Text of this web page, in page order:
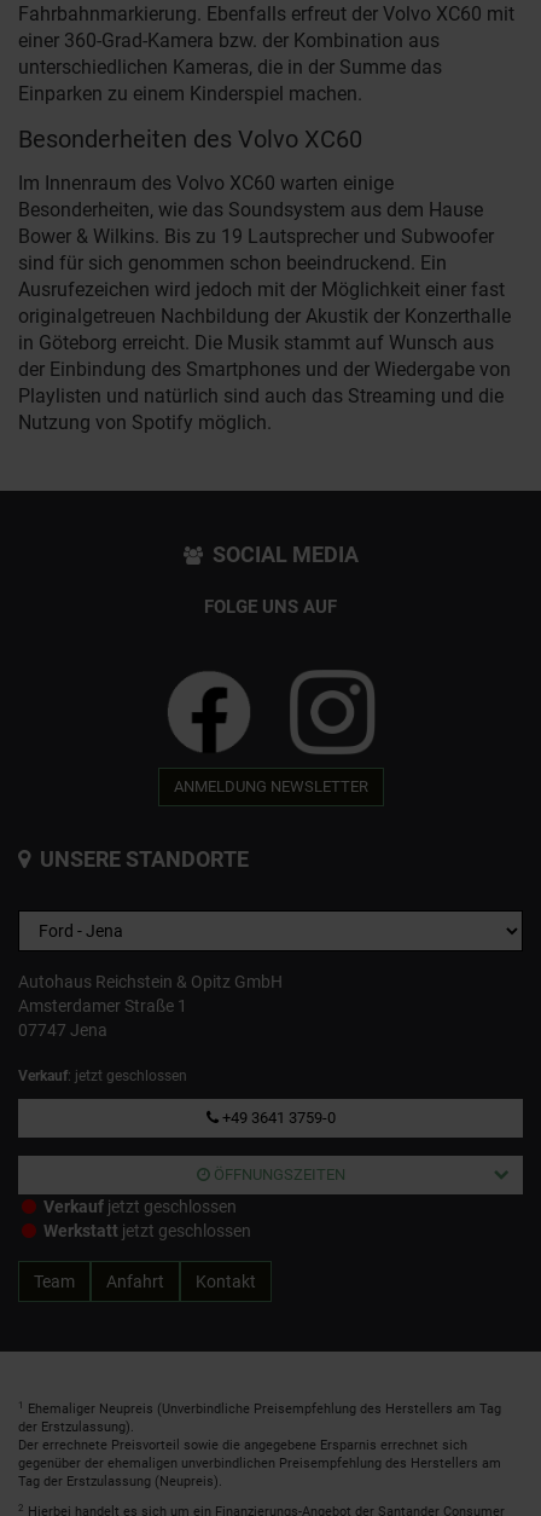
Fahrbahnmarkierung. Ebenfalls erfreut der Volvo XC60 mit
einer 360-Grad-Kamera bzw. der Kombination aus
unterschiedlichen Kameras, die in der Summe das
Einparken zu einem Kinderspiel machen.
Besonderheiten des Volvo XC60
Im Innenraum des Volvo XC60 warten einige
Besonderheiten, wie das Soundsystem aus dem Hause
Bower & Wilkins. Bis zu 19 Lautsprecher und Subwoofer
sind für sich genommen schon beeindruckend. Ein
Ausrufezeichen wird jedoch mit der Möglichkeit einer fast
originalgetreuen Nachbildung der Akustik der Konzerthalle
in Göteborg erreicht. Die Musik stammt auf Wunsch aus
der Einbindung des Smartphones und der Wiedergabe von
Playlisten und natürlich sind auch das Streaming und die
Nutzung von Spotify möglich.
SOCIAL MEDIA
FOLGE UNS AUF
ANMELDUNG NEWSLETTER
UNSERE STANDORTE
Autohaus Reichstein & Opitz GmbH
Amsterdamer Straße 1
07747 Jena
Verkauf: jetzt geschlossen
+49 3641 3759-0
ÖFFNUNGSZEITEN
Verkauf jetzt geschlossen
Werkstatt jetzt geschlossen
Team Anfahrt Kontakt
1 Ehemaliger Neupreis (Unverbindliche Preisempfehlung des Herstellers am Tag
der Erstzulassung).
Der errechnete Preisvorteil sowie die angegebene Ersparnis errechnet sich
gegenüber der ehemaligen unverbindlichen Preisempfehlung des Herstellers am
Tag der Erstzulassung (Neupreis).
2 Hierbei handelt es sich um ein Finanzierungs-Angebot der Santander Consumer